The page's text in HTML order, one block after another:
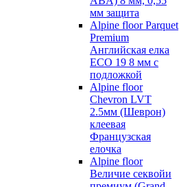
мм защита
Alpine floor Parquet
Premium
Английская елка
ECO 19 8 мм с
подложкой
Alpine floor
Chevron LVT
2.5мм (Шеврон)
клеевая
Французская
елочка
Alpine floor
Величие секвойи